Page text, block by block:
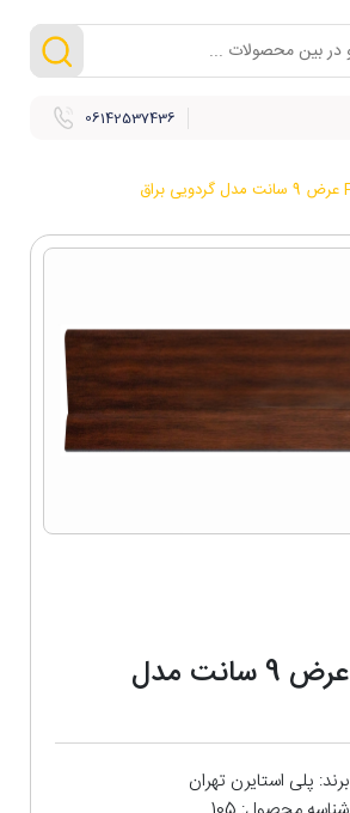
06142537436
قرنیز PVC عرض 9 سانت مدل
برند: پلی استایرن تهران